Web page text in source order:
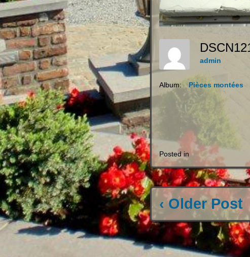
admin
Album: Pièces montées
Posted in
‹ Older Post